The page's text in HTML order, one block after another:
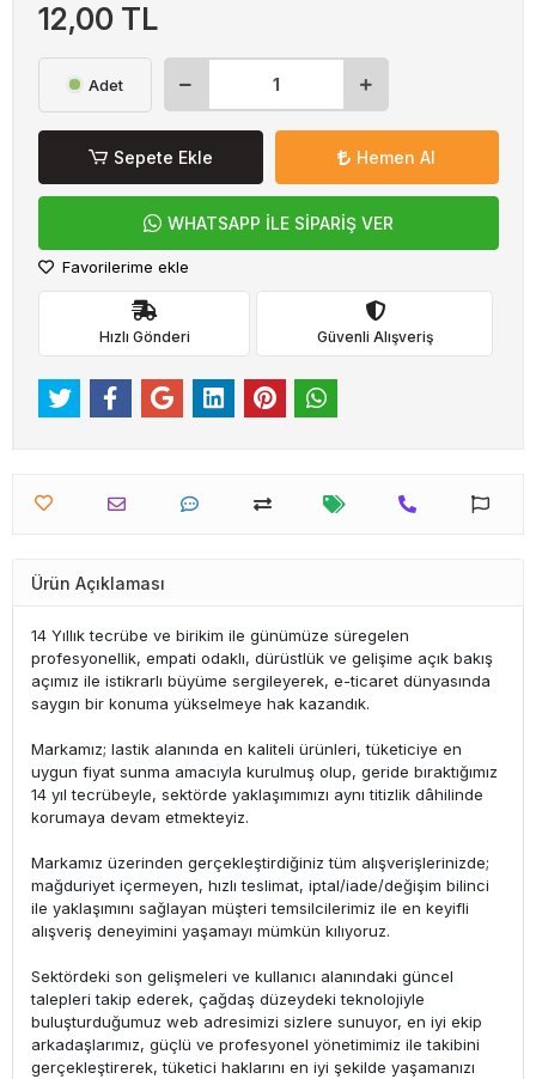
12,00 TL
Adet
Sepete Ekle Hemen Al
WHATSAPP İLE SİPARİŞ VER
Favorilerime ekle
Hızlı Gönderi Güvenli Alışveriş
Ürün Açıklaması
14 Yıllık tecrübe ve birikim ile günümüze süregelen
profesyonellik, empati odaklı, dürüstlük ve gelişime açık bakış
açımız ile istikrarlı büyüme sergileyerek, e-ticaret dünyasında
saygın bir konuma yükselmeye hak kazandık.
Markamız; lastik alanında en kaliteli ürünleri, tüketiciye en
uygun fiyat sunma amacıyla kurulmuş olup, geride bıraktığımız
14 yıl tecrübeyle, sektörde yaklaşımımızı aynı titizlik dâhilinde
korumaya devam etmekteyiz.
Markamız üzerinden gerçekleştirdiğiniz tüm alışverişlerinizde;
mağduriyet içermeyen, hızlı teslimat, iptal/iade/değişim bilinci
ile yaklaşımını sağlayan müşteri temsilcilerimiz ile en keyifli
alışveriş deneyimini yaşamayı mümkün kılıyoruz.
Sektördeki son gelişmeleri ve kullanıcı alanındaki güncel
talepleri takip ederek, çağdaş düzeydeki teknolojiyle
buluşturduğumuz web adresimizi sizlere sunuyor, en iyi ekip
arkadaşlarımız, güçlü ve profesyonel yönetimimiz ile takibini
gerçekleştirerek, tüketici haklarını en iyi şekilde yaşamanızı